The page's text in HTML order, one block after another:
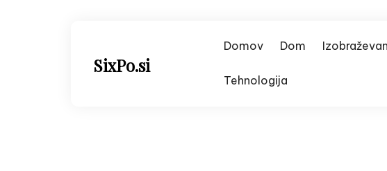
SixPo.si
Domov Dom
Tehnologija